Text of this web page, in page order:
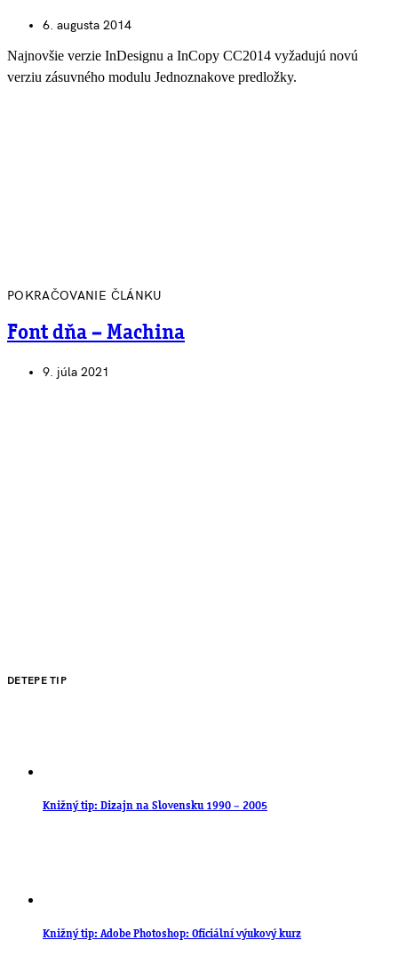
6. augusta 2014
Najnovšie verzie InDesignu a InCopy CC2014 vyžadujú novú
verziu zásuvného modulu Jednoznakove predložky.
POKRAČOVANIE ČLÁNKU
Font dňa – Machina
9. júla 2021
DETEPE TIP
Knižný tip: Dizajn na Slovensku 1990 – 2005
Knižný tip: Adobe Photoshop: Oficiální výukový kurz